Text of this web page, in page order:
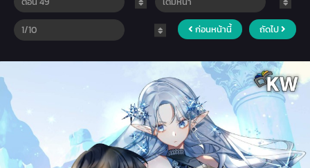
ก่อนหน้านี้ ถัดไป